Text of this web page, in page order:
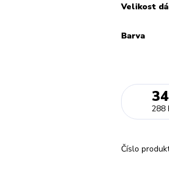
Velikost
Barva
288
Číslo